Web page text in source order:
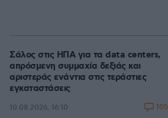
Σάλος στις ΗΠΑ για τα data centers,
απρόσμενη συμμαχία δεξιάς και
αριστεράς ενάντια στις τεράστιες
εγκαταστάσεις
10.08.2026, 16:10 105